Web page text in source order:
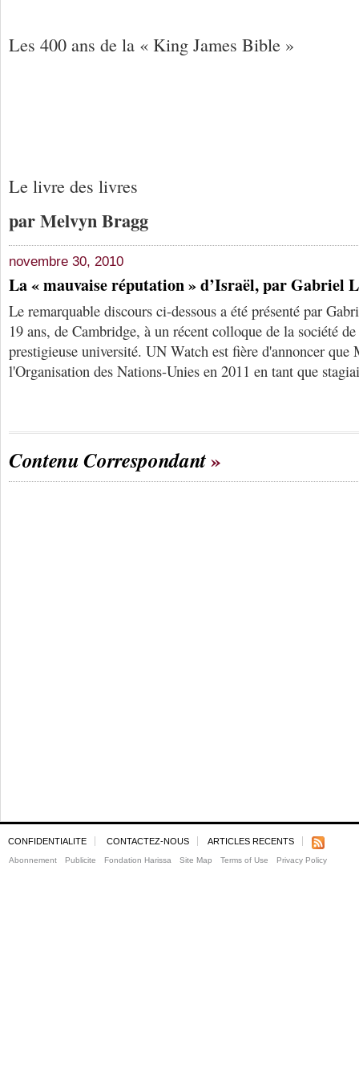
Les 400 ans de la « King James Bible »
Le livre des livres
par Melvyn Bragg
novembre 30, 2010
La « mauvaise réputation » d’Israël, par Gabriel
Le remarquable discours ci-dessous a été présenté par
19 ans, de Cambridge, à un récent colloque de la société
prestigieuse université. UN Watch est fière d'annoncer que
l'Organisation des Nations-Unies en 2011 en tant que
Contenu Correspondant
CONFIDENTIALITE CONTACTEZ-NOUS ARTICLES RECENTS
Abonnement Publicite Fondation Harissa Site Map Terms of Use Privacy Policy